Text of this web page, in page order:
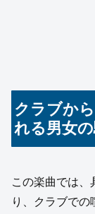
クラブか
れる男女
この楽曲では、
り、クラブで